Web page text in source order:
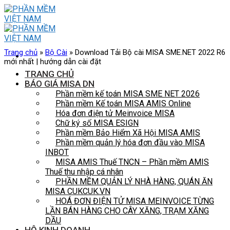
Skip
to
content
TRANG CHỦ
BÁO GIÁ MISA DN
Phần mềm kế toán MISA SME NET 2026
Phần mềm Kế toán MISA AMIS Online
Hóa đơn điện tử Meinvoice MISA
Chữ ký số MISA ESIGN
Phần mềm Bảo Hiểm Xã Hội MISA AMIS
Phần mềm quản lý hóa đơn đầu vào MISA
INBOT
MISA AMIS Thuế TNCN – Phần mềm AMIS
Thuế thu nhập cá nhân
PHẦN MỀM QUẢN LÝ NHÀ HÀNG, QUÁN ĂN
MISA CUKCUK.VN
HOÁ ĐƠN ĐIỆN TỬ MISA MEINVOICE TỪNG
LẦN BÁN HÀNG CHO CÂY XĂNG, TRẠM XĂNG
DẦU
Trang chủ » Bộ Cài » Download Tải Bộ cài MISA SME.NET 2022 R6
mới nhất | hướng dẫn cài đặt